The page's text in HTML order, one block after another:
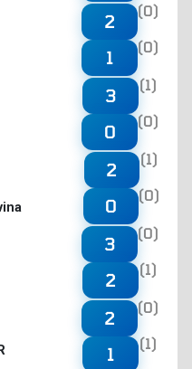
2
(0)
1
(0)
3
(1)
0
(0)
2
(1)
0
(0)
3
(0)
2
(1)
2
(0)
1
(1)